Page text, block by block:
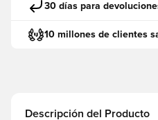
30 días para
10 millones de clientes
Descripción del Producto